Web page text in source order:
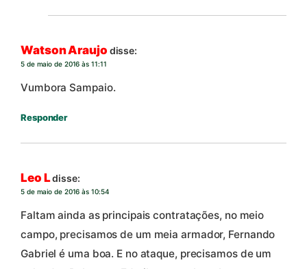
Watson Araujo disse:
5 de maio de 2016 às 11:11
Vumbora Sampaio.
Responder
Leo Ldisse:
5 de maio de 2016 às 10:54
Faltam ainda as principais contratações, no meio
campo, precisamos de um meia armador, Fernando
Gabriel é uma boa. E no ataque, precisamos de um